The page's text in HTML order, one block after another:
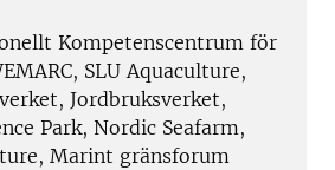
Kompetenscentrum för
SLU Aquaculture,
Jordbruksverket,
Park, Nordic Seafarm,
Marint gränsforum